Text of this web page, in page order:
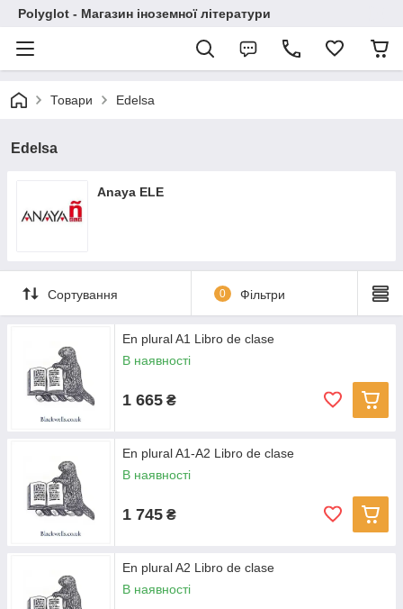
Polyglot - Магазин іноземної літератури
Товари Edelsa
Edelsa
Anaya ELE
Сортування 0 Фільтри
En plural A1 Libro de clase
В наявності
1 665 ₴
En plural A1-A2 Libro de clase
В наявності
1 745 ₴
En plural A2 Libro de clase
В наявності